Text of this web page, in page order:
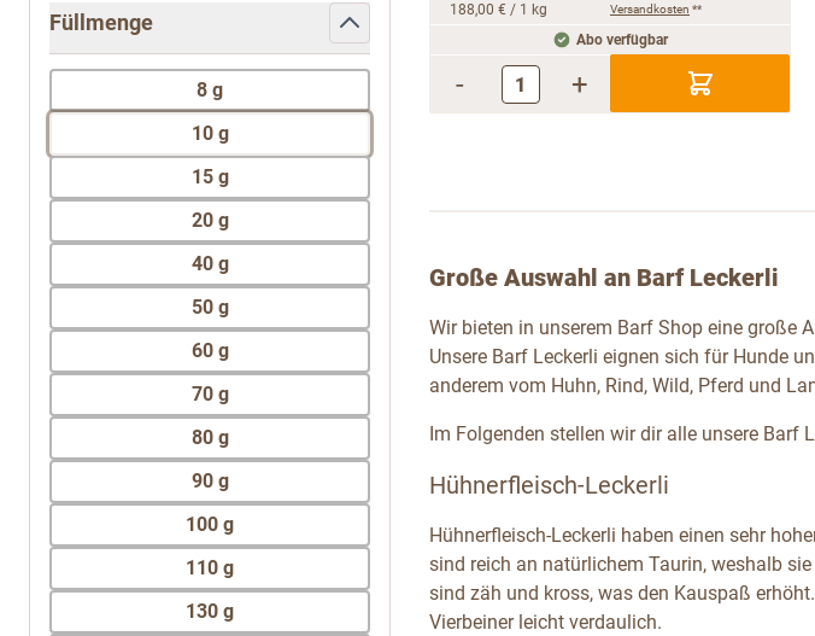
Füllmenge
filter
8 g
10 g
15 g
20 g
40 g
50 g
60 g
70 g
80 g
90 g
100 g
110 g
130 g
188,00 € / 1 kg
Versandkosten **
Abo verfügbar
- +
Große Auswahl an Barf Leckerli
Wir bieten in unserem Barf Shop eine große
Unsere Barf Leckerli eignen sich für Hunde
anderem vom Huhn, Rind, Wild, Pferd und
Im Folgenden stellen wir dir alle unsere Barf
Hühnerfleisch-Leckerli
Hühnerfleisch-Leckerli haben einen sehr
sind reich an natürlichem Taurin, weshalb
sind zäh und kross, was den Kauspaß
Vierbeiner leicht verdaulich.